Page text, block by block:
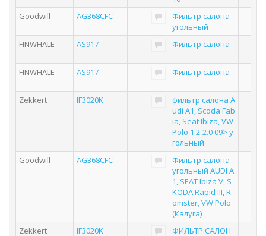
Goodwill
AG368CFC
Фильтр салона
угольный
FINWHALE
AS917 Фильтр салона
FINWHALE AS917 Фильтр салона
Zekkert IF3020K
фильтр салона A
udi A1, Scoda Fab
ia, Seat Ibiza, VW
Polo 1.2-2.0 09> у
гольный
Goodwill
AG368CFC
Фильтр салона
угольный AUDI A
1, SEAT Ibiza V, S
KODA Rapid III, R
omster, VW Polo
(Калуга)
Zekkert
IF3020K
ФИЛЬТР САЛОН